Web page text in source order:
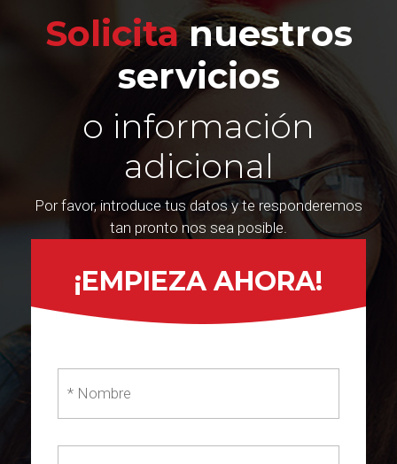
Solicitanuestros
servicios
o información
adicional
Por favor, introduce tus datos y te responderemos
tan pronto nos sea posible.
¡EMPIEZA AHORA!